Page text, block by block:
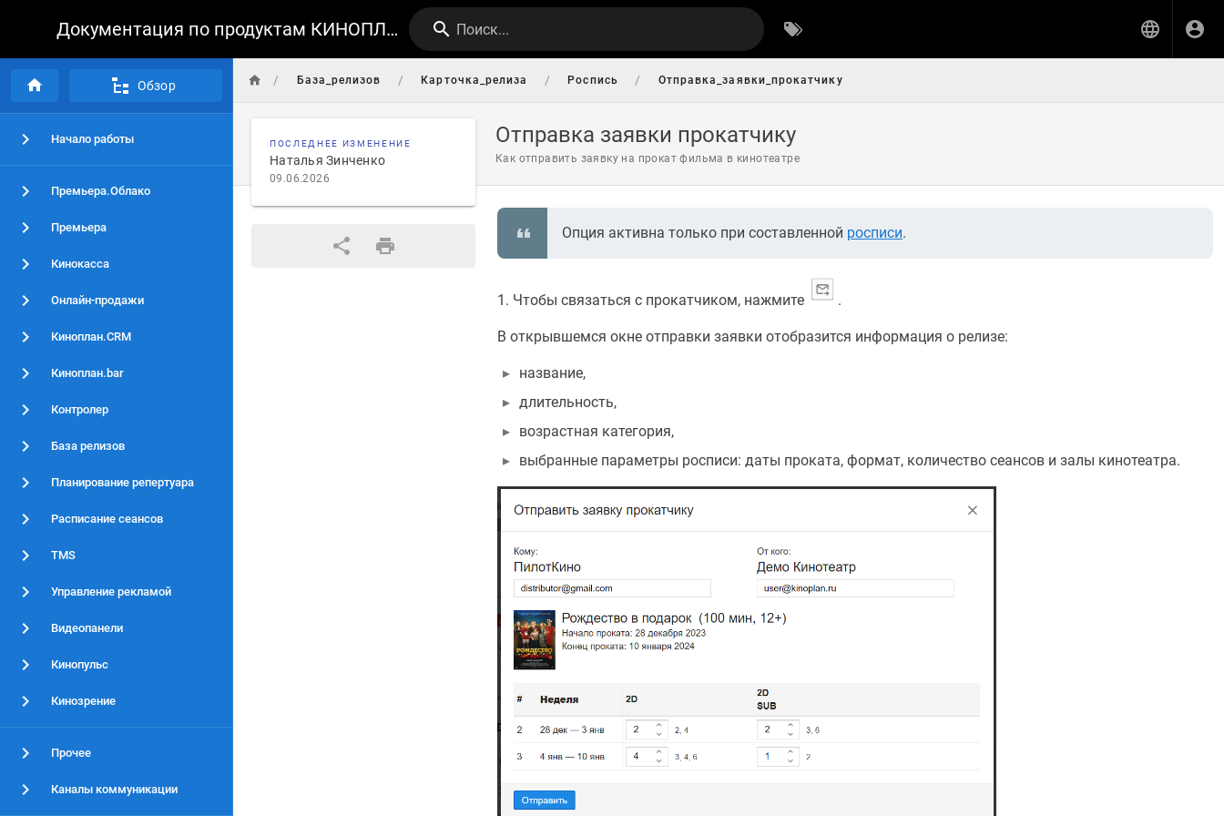
Документация по продуктам КИНОПЛАН Поиск...
Обзор
Начало работы
Премьера.Облако
Премьера
Кинокасса
Онлайн-продажи
Киноплан.CRM
Киноплан.bar
Контролер
База релизов
Планирование репертуара
Расписание сеансов
TMS
Управление рекламой
Видеопанели
Кинопульс
Кинозрение
Прочее
Каналы коммуникации
/ База_релизов / Карточка_релиза / Роспись / Отправка_заявки_прокатчику
Отправка заявки прокатчику
Как отправить заявку на прокат фильма в кинотеатре
ПОСЛЕДНЕЕ ИЗМЕНЕНИЕ
Наталья Зинченко
09.06.2026
Опция активна только при составленной росписи.
1. Чтобы связаться с прокатчиком, нажмите .
В открывшемся окне отправки заявки отобразится информация о релизе:
название,
длительность,
возрастная категория,
выбранные параметры росписи: даты проката, формат, количество сеансов и залы кинотеатра.